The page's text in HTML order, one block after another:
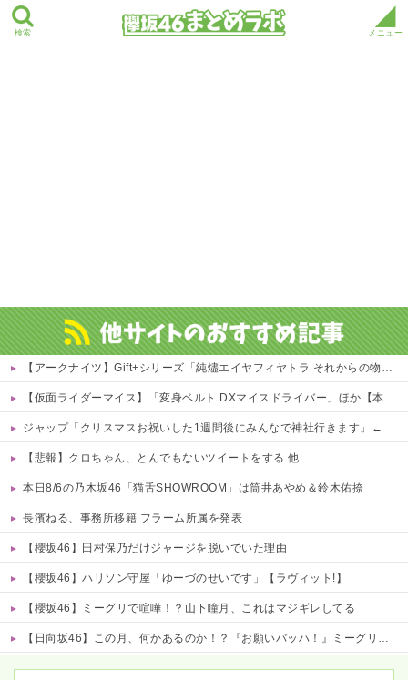
検索 メニュー
【アークナイツ】Gift+シリーズ「純燼エイヤフィヤトラ それからの物語VER.」フィギュア【予約開始】
【仮面ライダーマイス】「変身ベルト DXマイスドライバー」ほか【本日予約開始！】
ジャップ「クリスマスお祝いした1週間後にみんなで神社行きます」←これ
【悲報】クロちゃん、とんでもないツイートをする 他
本日8/6の乃木坂46「猫舌SHOWROOM」は筒井あやめ＆鈴木佑捺
長濱ねる、事務所移籍 フラーム所属を発表
【櫻坂46】田村保乃だけジャージを脱いでいた理由
【櫻坂46】ハリソン守屋「ゆーづのせいです」【ラヴィット!】
【櫻坂46】ミーグリで喧嘩！？山下瞳月、これはマジギレしてる
【日向坂46】この月、何かあるのか！？『お願いバッハ！』ミーグリ日程がこちら